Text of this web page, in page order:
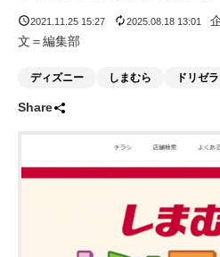
BPaaS
ADOPTABLE
2021.11.25 15:27 2025.08.18 13:01
文＝編集部
ディズニー しまむら ドリゼ
Share